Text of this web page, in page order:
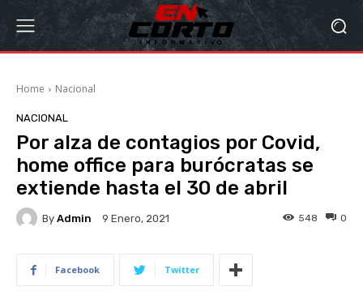
Home Nacional
NACIONAL
Por alza de contagios por Covid,
home office para burócratas se
extiende hasta el 30 de abril
By Admin 9 Enero, 2021 0
548
Facebook Twitter